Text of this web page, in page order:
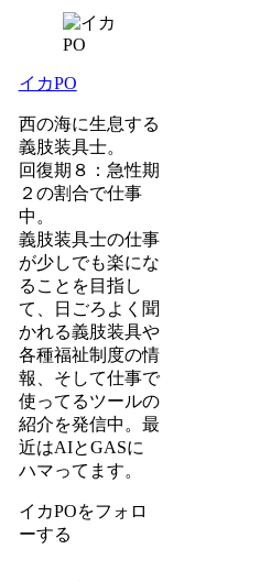
イカPO
西の海に生息する
義肢装具士。
回復期８：急性期
２の割合で仕事
中。
義肢装具士の仕事
が少しでも楽にな
ることを目指し
て、日ごろよく聞
かれる義肢装具や
各種福祉制度の情
報、そして仕事で
使ってるツールの
紹介を発信中。最
近はAIとGASに
ハマってます。
イカPOをフォロ
ーする